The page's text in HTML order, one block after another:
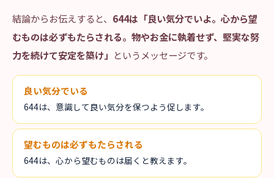
結論からお伝えすると、 644は「良い気分でいよ。心から望
むものは必ずもたらされる。物やお金に執着せず、堅実な努
力を続けて安定を築け」 というメッセージです。
良い気分でいる
644は、意識して良い気分を保つよう促します。
望むものは必ずもたらされる
644は、心から望むものは届くと教えます。